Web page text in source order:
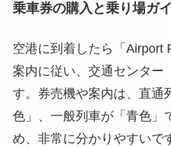
乗車券の購入と乗り場ガ
空港に到着したら「Airport
案内に従い、交通センター
す。券売機や案内は、直通
色」、一般列車が「青色」
め、非常に分かりやすいで